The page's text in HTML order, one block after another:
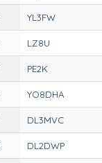
YL3FW
LZ8U
PE2K
YO8DHA
DL3MVC
DL2DWP